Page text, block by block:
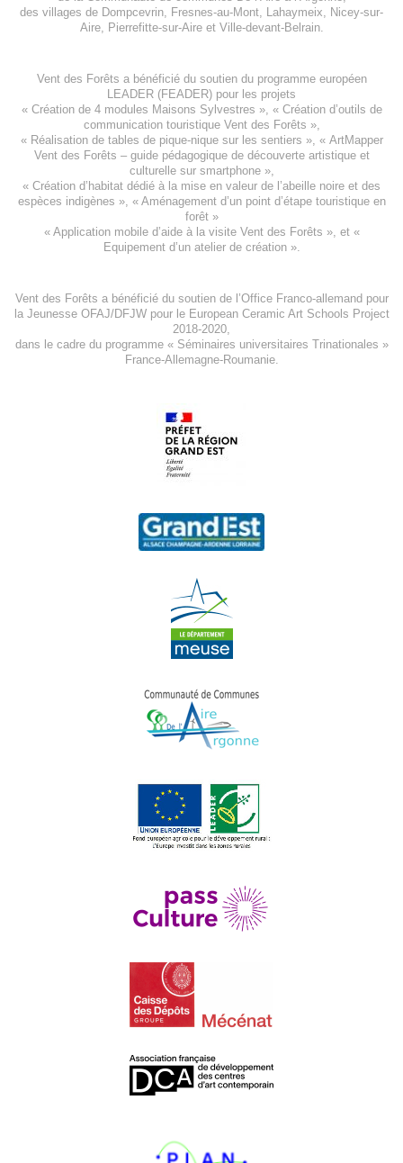
des villages de Dompcevrin Fresnes-au-Mont Lahaymeix
Nicey-sur-
Aire, Pierrefitte-sur-Aireet Ville-devant-Belrain.
Vent des Forêts a bénéficié du soutien du programme européen
LEADER (FEADER) pour les projets
« Création de 4 modules Maisons Sylvestres », « Création d’outils de
communication touristique Vent des Forêts »,
« Réalisation de tables de pique-nique sur les sentiers », « ArtMapper
Vent des Forêts – guide pédagogique de découverte artistique et
culturelle sur smartphone »,
« Création d’habitat dédié à la mise en valeur de l’abeille noire et des
espèces indigènes », « Aménagement d’un point d’étape touristique en
forêt»
« Application mobile d’aide à la visite Vent des Forêts », et «
Equipement d’un atelier de création».
Vent des Forêts a bénéficié du soutien de l’Office Franco-allemand pour
la Jeunesse OFAJ/DFJWpour leEuropean Ceramic Art Schools Project
2018-2020
dans le cadre du programme « Séminaires universitaires Trinationales »
France-Allemagne-Roumanie.